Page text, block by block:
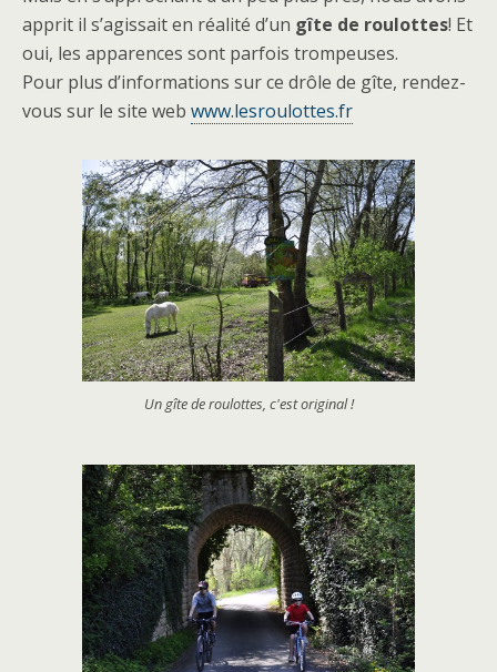
apprit il s’agissait en réalité d’un gîte de roulottes! Et
oui, les apparences sont parfois trompeuses.
Pour plus d’informations sur ce drôle de gîte, rendez-
vous sur le site web www.lesroulottes.fr
Un gîte de roulottes, c'est original !